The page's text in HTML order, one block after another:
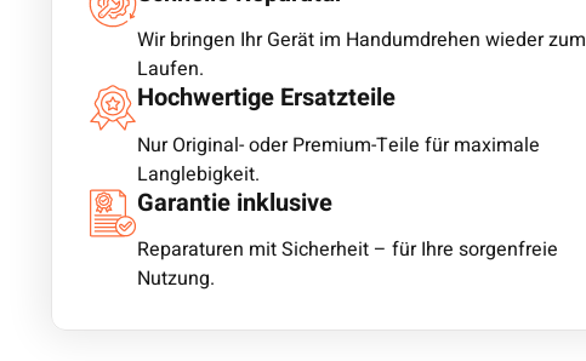
Wir bringen Ihr Gerät im Handumdrehen wieder zum
Laufen.
Hochwertige Ersatzteile
Nur Original- oder Premium-Teile für maximale
Langlebigkeit.
Garantie inklusive
Reparaturen mit Sicherheit – für Ihre sorgenfreie
Nutzung.